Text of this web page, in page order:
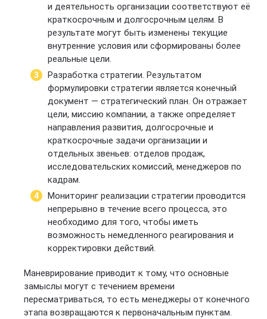
и деятельность организации соответствуют её
краткосрочным и долгосрочным целям. В
результате могут быть изменены текущие
внутренние условия или сформированы более
реальные цели.
Разработка стратегии. Результатом
формулировки стратегии является конечный
документ — стратегический план. Он отражает
цели, миссию компании, а также определяет
направления развития, долгосрочные и
краткосрочные задачи организации и
отдельных звеньев: отделов продаж,
исследовательских комиссий, менеджеров по
кадрам.
Мониторинг реализации стратегии проводится
непрерывно в течение всего процесса, это
необходимо для того, чтобы иметь
возможность немедленного реагирования и
корректировки действий.
Маневрирование приводит к тому, что основные
замыслы могут с течением времени
пересматриваться, то есть менеджеры от конечного
этапа возвращаются к первоначальным пунктам.